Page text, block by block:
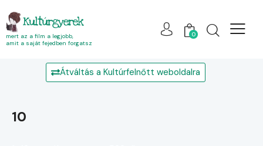
Kultúrgyerek
mert az a film a legjobb,
amit a saját fejedben forgatsz
0
Átváltás a Kultúrfelnőtt weboldalra
10